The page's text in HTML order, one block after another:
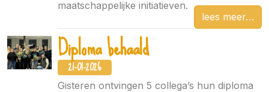
maatschappelijke initiatieven.
lees meer
Diploma behaald
21-01-2026
Gisteren ontvingen 5 collega’s hun diploma